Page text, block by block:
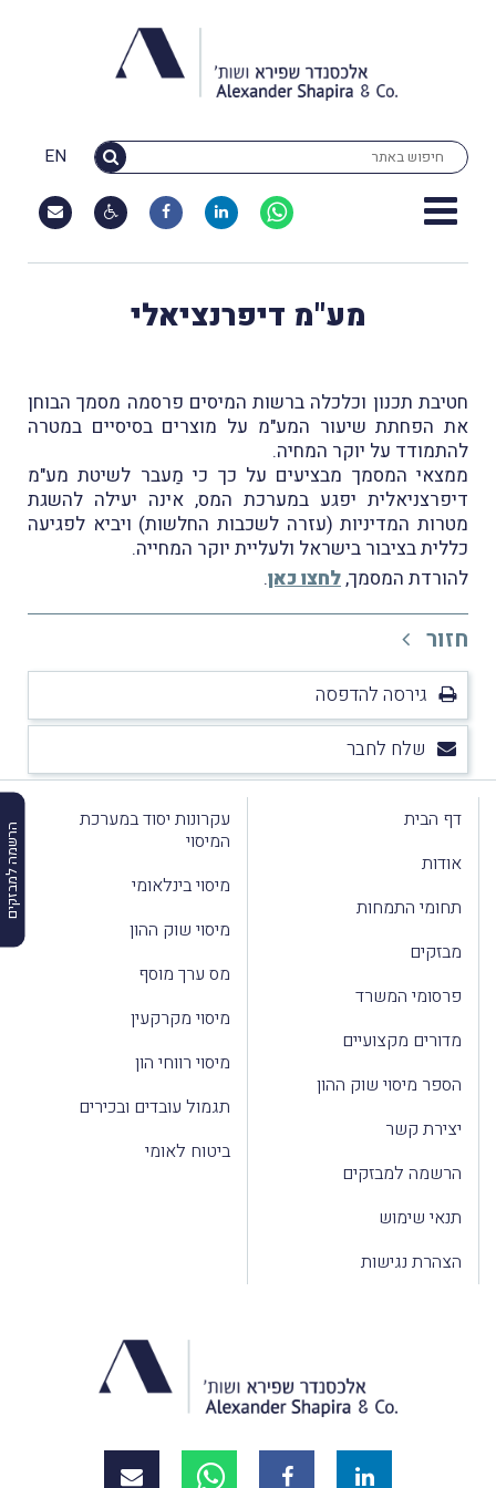
EN
הרשמה למבזקים
מע"מ דיפרנציאלי
חטיבת תכנון וכלכלה ברשות המיסים פרסמה מסמך הבוחן
את הפחתת שיעור המע"מ על מוצרים בסיסיים במטרה
להתמודד על יוקר המחיה.
ממצאי המסמך מבציעים על כך כי מַעבר לשיטת מע"מ
דיפרצניאלית יפגע במערכת המס, אינה יעילה להשגת
מטרות המדיניות (עזרה לשכבות החלשות) ויביא לפגיעה
כללית בציבור בישראל ולעליית יוקר המחייה.
להורדת המסמך,לחצו כאן.
חזור
גירסה להדפסה
שלח לחבר
דף הבית
אודות
תחומי התמחות
מבזקים
פרסומי המשרד
מדורים מקצועיים
הספר מיסוי שוק ההון
יצירת קשר
הרשמה למבזקים
תנאי שימוש
הצהרת נגישות
עקרונות יסוד במערכת
המיסוי
מיסוי בינלאומי
מיסוי שוק ההון
מס ערך מוסף
מיסוי מקרקעין
מיסוי רווחי הון
תגמול עובדים ובכירים
ביטוח לאומי